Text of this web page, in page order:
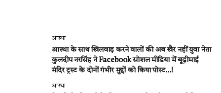
आस्था
आस्था के साथ खिलवाड़ करने वालों की अब खैर नहीं युवा नेता
कुलदीप नरसिंह ने Facebook सोशल मीडिया में बूढ़ीमाई
मंदिर ट्रस्ट के दोनों गंभीर मुद्दों को किया पोस्ट…!
आस्था